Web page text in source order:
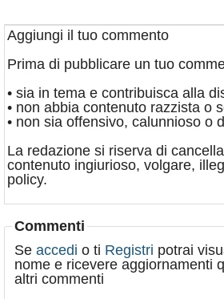
Aggiungi il tuo commento
Prima di pubblicare un tuo
• sia in tema e contribuisca alla
• non abbia contenuto razzista o
• non sia offensivo, calunnioso o
La redazione si riserva di
contenuto ingiurioso, volgare,
policy.
Commenti
Se accedi o ti Registri potrai
nome e ricevere aggiornamenti
altri commenti